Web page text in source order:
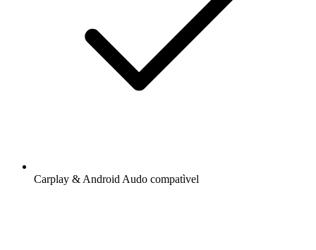
Carplay & Android Audo compatìvel